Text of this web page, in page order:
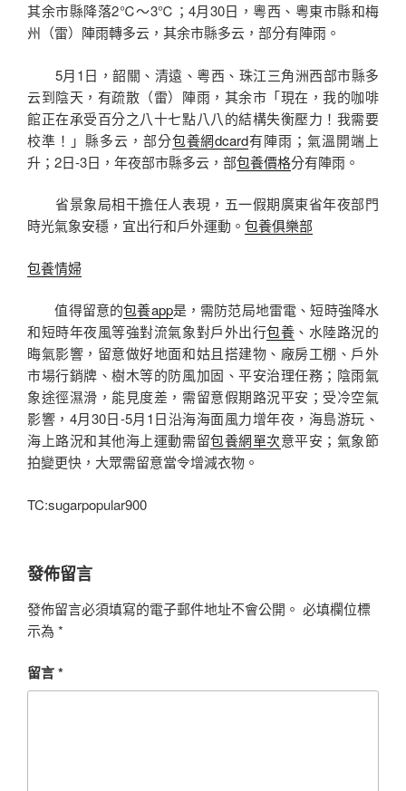
其余市縣降落2℃～3℃；4月30日，粵西、粵東市縣和梅
州（雷）陣雨轉多云，其余市縣多云，部分有陣雨。
5月1日，韶關、清遠、粵西、珠江三角洲西部市縣多
云到陰天，有疏散（雷）陣雨，其余市「現在，我的咖啡
館正在承受百分之八十七點八八的結構失衡壓力！我需要
校準！」縣多云，部分包養網dcard有陣雨；氣溫開端上
升；2日-3日，年夜部市縣多云，部包養價格分有陣雨。
省景象局相干擔任人表現，五一假期廣東省年夜部門
時光氣象安穩，宜出行和戶外運動。 包養俱樂部
包養情婦
值得留意的包養app是，需防范局地雷電、短時強降水
和短時年夜風等強對流氣象對戶外出行包養 、水陸路況的
晦氣影響，留意做好地面和姑且搭建物、廠房工棚、戶外
市場行銷牌、樹木等的防風加固、平安治理任務；陰雨氣
象途徑濕滑，能見度差，需留意假期路況平安；受冷空氣
影響，4月30日-5月1日沿海海面風力增年夜，海島游玩、
海上路況和其他海上運動需留包養網單次意平安；氣象節
拍變更快，大眾需留意當令增減衣物。
TC:sugarpopular900
發佈留言
發佈留言必須填寫的電子郵件地址不會公開。 必填欄位標
示為 *
留言*